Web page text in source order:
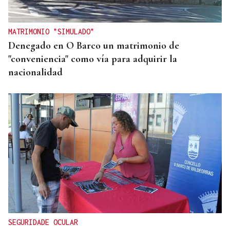
MATRIMONIO "SIMULADO"
Denegado en O Barco un matrimonio de
"conveniencia" como vía para adquirir la
nacionalidad
SEGURIDADE OCULAR